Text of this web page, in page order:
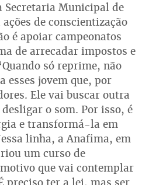
Secretaria Municipal de
de conscientização
é apoiar campeonatos
de arrecadar impostos e
só reprime, não
esses jovem que, por
Ele vai buscar outra
o som. Por isso, é
e transformá-la em
linha, a Anafima, em
um curso de
que vai contemplar